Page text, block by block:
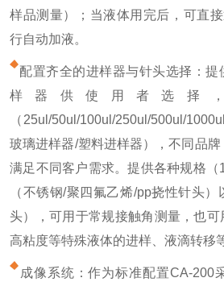
样品测量）；当液体用完后，可直
行自动加液。
配置齐全的进样器与针头选择：
样器供使用者选择
（25ul/50ul/100ul/250ul/500ul/
玻璃进样器/塑料进样器），不同品
满足不同客户需求。提供各种规格
（不锈钢/聚四氟乙烯/pp挠性针头
头），可用于常规接触角测量，也可
高粘度等特殊液体的进样、液滴转移
成像系统：作为标准配置CA-200